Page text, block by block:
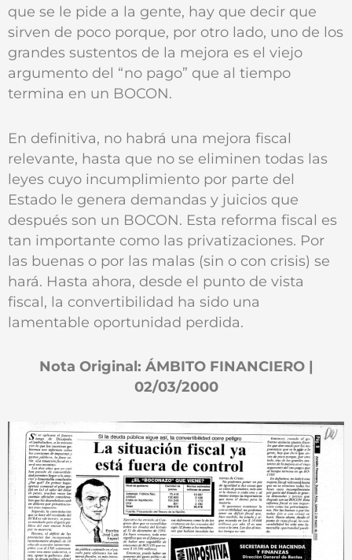
que se le pide a la gente, hay que decir que
sirven de poco porque, por otro lado, uno de los
grandes sustentos de la mejora es el viejo
argumento del “no pago” que al tiempo
termina en un BOCON.
En definitiva, no habrá una mejora fiscal
relevante, hasta que no se eliminen todas las
leyes cuyo incumplimiento por parte del
Estado le genera demandas y juicios que
después son un BOCON. Esta reforma fiscal es
tan importante como las privatizaciones. Por
las buenas o por las malas (sin o con crisis) se
hará. Hasta ahora, desde el punto de vista
fiscal, la convertibilidad ha sido una
lamentable oportunidad perdida.
Nota Original: ÁMBITO FINANCIERO |
02/03/2000